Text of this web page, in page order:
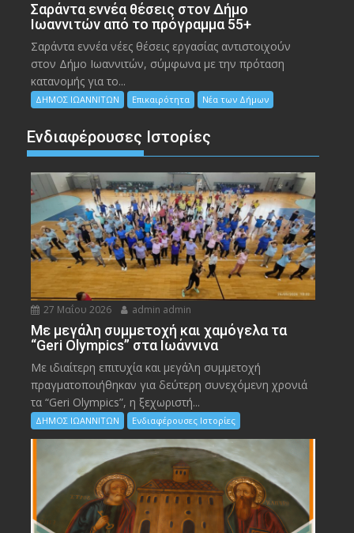
Σαράντα εννέα θέσεις στον Δήμο
Ιωαννιτών από το πρόγραμμα 55+
Σαράντα εννέα νέες θέσεις εργασίας αντιστοιχούν
στον Δήμο Ιωαννιτών, σύμφωνα με την πρόταση
κατανομής για το...
ΔΗΜΟΣ ΙΩΑΝΝΙΤΩΝ Επικαιρότητα Νέα των Δήμων
Ενδιαφέρουσες Ιστορίες
27 Μαΐου 2026 admin admin
Με μεγάλη συμμετοχή και χαμόγελα τα
“Geri Olympics” στα Ιωάννινα
Με ιδιαίτερη επιτυχία και μεγάλη συμμετοχή
πραγματοποιήθηκαν για δεύτερη συνεχόμενη χρονιά
τα “Geri Olympics”, η ξεχωριστή...
ΔΗΜΟΣ ΙΩΑΝΝΙΤΩΝ Ενδιαφέρουσες Ιστορίες